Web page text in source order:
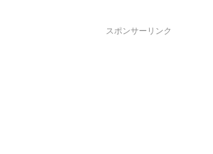
スポンサーリンク